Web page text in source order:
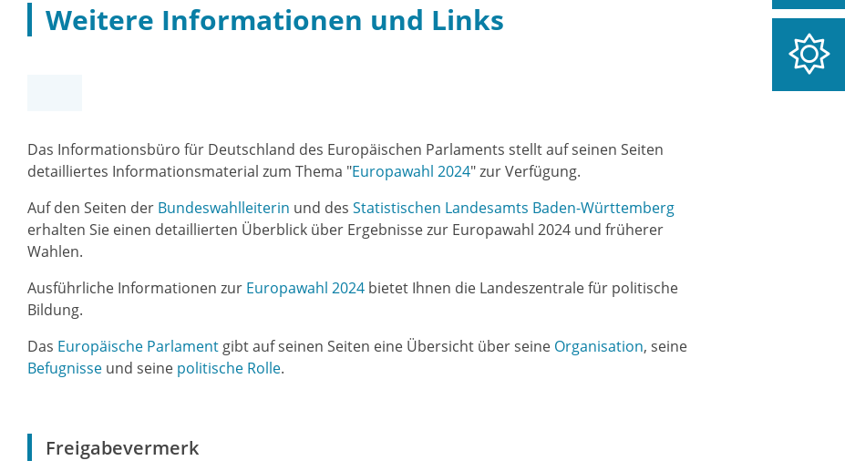
Weitere Informationen und Links
Das Informationsbüro für Deutschland des Europäischen Parlaments stellt auf seinen Seiten
detailliertes Informationsmaterial zum Thema "Europawahl 2024" zur Verfügung.
Auf den Seiten der Bundeswahlleiterin und des Statistischen Landesamts Baden-Württemberg
erhalten Sie einen detaillierten Überblick über Ergebnisse zur Europawahl 2024 und früherer
Wahlen.
Ausführliche Informationen zur Europawahl 2024 bietet Ihnen die Landeszentrale für politische
Bildung.
Das Europäische Parlament gibt auf seinen Seiten eine Übersicht über seine Organisation, seine
Befugnisse und seine politische Rolle.
Freigabevermerk